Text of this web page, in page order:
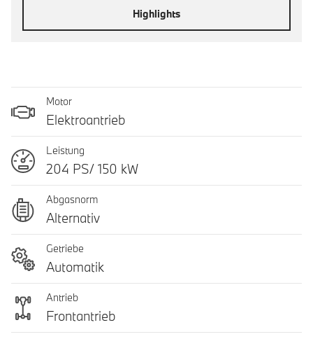
Highlights
Motor
Elektroantrieb
Leistung
204 PS/ 150 kW
Abgasnorm
Alternativ
Getriebe
Automatik
Antrieb
Frontantrieb